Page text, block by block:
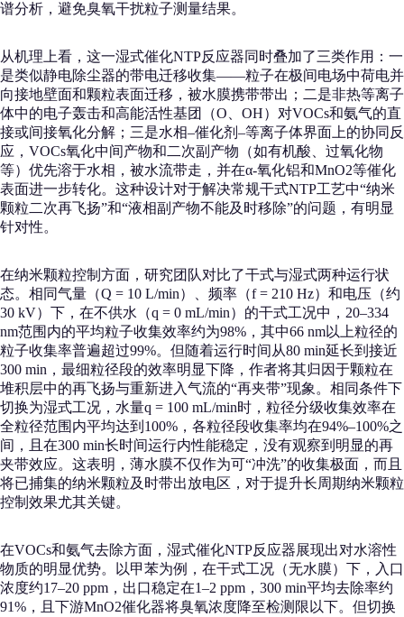
谱分析，避免臭氧干扰粒子测量结果。
从机理上看，这一湿式催化NTP反应器同时叠加了三类作用：一
是类似静电除尘器的带电迁移收集——粒子在极间电场中荷电并
向接地壁面和颗粒表面迁移，被水膜携带带出；二是非热等离子
体中的电子轰击和高能活性基团（O、OH）对VOCs和氨气的直
接或间接氧化分解；三是水相–催化剂–等离子体界面上的协同反
应，VOCs氧化中间产物和二次副产物（如有机酸、过氧化物
等）优先溶于水相，被水流带走，并在α-氧化铝和MnO2等催化
表面进一步转化。这种设计对于解决常规干式NTP工艺中“纳米
颗粒二次再飞扬”和“液相副产物不能及时移除”的问题，有明显
针对性。
在纳米颗粒控制方面，研究团队对比了干式与湿式两种运行状
态。相同气量（Q = 10 L/min）、频率（f = 210 Hz）和电压（约
30 kV）下，在不供水（q = 0 mL/min）的干式工况中，20–334
nm范围内的平均粒子收集效率约为98%，其中66 nm以上粒径的
粒子收集率普遍超过99%。但随着运行时间从80 min延长到接近
300 min，最细粒径段的效率明显下降，作者将其归因于颗粒在
堆积层中的再飞扬与重新进入气流的“再夹带”现象。相同条件下
切换为湿式工况，水量q = 100 mL/min时，粒径分级收集效率在
全粒径范围内平均达到100%，各粒径段收集率均在94%–100%之
间，且在300 min长时间运行内性能稳定，没有观察到明显的再
夹带效应。这表明，薄水膜不仅作为可“冲洗”的收集极面，而且
将已捕集的纳米颗粒及时带出放电区，对于提升长周期纳米颗粒
控制效果尤其关键。
在VOCs和氨气去除方面，湿式催化NTP反应器展现出对水溶性
物质的明显优势。以甲苯为例，在干式工况（无水膜）下，入口
浓度约17–20 ppm，出口稳定在1–2 ppm，300 min平均去除率约
91%，且下游MnO2催化器将臭氧浓度降至检测限以下。但切换